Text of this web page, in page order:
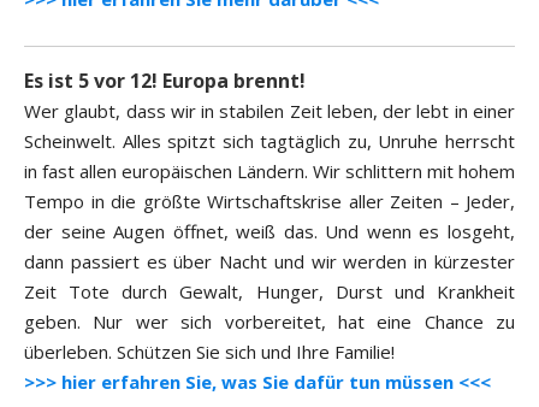
Es ist 5 vor 12! Europa brennt!
Wer glaubt, dass wir in stabilen Zeit leben, der lebt in einer
Scheinwelt. Alles spitzt sich tagtäglich zu, Unruhe herrscht
in fast allen europäischen Ländern. Wir schlittern mit hohem
Tempo in die größte Wirtschaftskrise aller Zeiten – Jeder,
der seine Augen öffnet, weiß das. Und wenn es losgeht,
dann passiert es über Nacht und wir werden in kürzester
Zeit Tote durch Gewalt, Hunger, Durst und Krankheit
geben. Nur wer sich vorbereitet, hat eine Chance zu
überleben. Schützen Sie sich und Ihre Familie!
>>> hier erfahren Sie, was Sie dafür tun müssen <<<